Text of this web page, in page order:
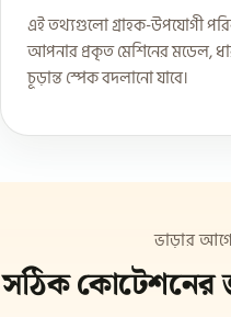
এই তথ্যগুলো গ্রাহক-উপযোগী
আপনার প্রকৃত মেশিনের মডেল,
চূড়ান্ত স্পেক বদলানো যাবে।
ভাড়ার
সঠিক কোটেশনের